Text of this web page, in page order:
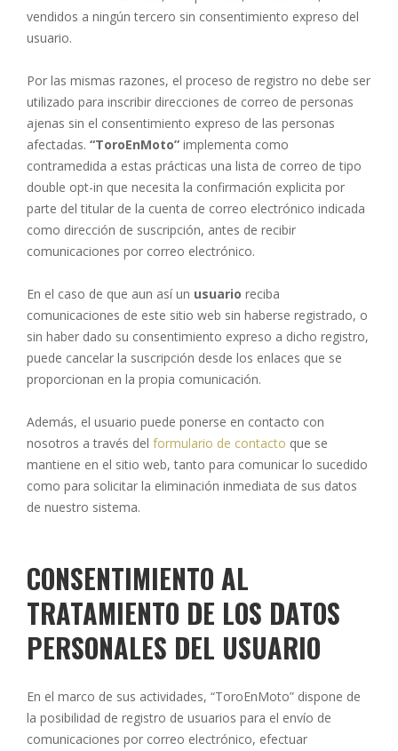
vendidos a ningún tercero sin consentimiento expreso del
usuario.
Por las mismas razones, el proceso de registro no debe ser
utilizado para inscribir direcciones de correo de personas
ajenas sin el consentimiento expreso de las personas
afectadas. “ToroEnMoto” implementa como
contramedida a estas prácticas una lista de correo de tipo
double opt-in que necesita la confirmación explicita por
parte del titular de la cuenta de correo electrónico indicada
como dirección de suscripción, antes de recibir
comunicaciones por correo electrónico.
En el caso de que aun así un usuario reciba
comunicaciones de este sitio web sin haberse registrado, o
sin haber dado su consentimiento expreso a dicho registro,
puede cancelar la suscripción desde los enlaces que se
proporcionan en la propia comunicación.
Además, el usuario puede ponerse en contacto con
nosotros a través del formulario de contacto que se
mantiene en el sitio web, tanto para comunicar lo sucedido
como para solicitar la eliminación inmediata de sus datos
de nuestro sistema.
CONSENTIMIENTO AL
TRATAMIENTO DE LOS DATOS
PERSONALES DEL USUARIO
En el marco de sus actividades, “ToroEnMoto” dispone de
la posibilidad de registro de usuarios para el envío de
comunicaciones por correo electrónico, efectuar